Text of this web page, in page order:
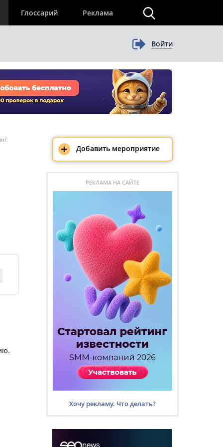
Глоссарий Реклама
Войти
+ Добавить мероприятие
РЕКЛАМА НА САЙТЕ
Хочу рекламу. Что делать?